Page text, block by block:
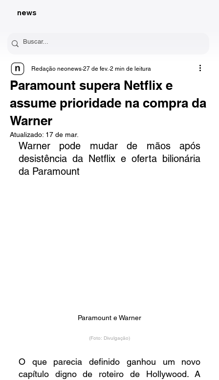
news
Paramount supera Netflix e
assume prioridade na compra da
Warner
Redação neonews 27 de fev. 2 min de leitura
Atualizado: 17 de mar.
Warner pode mudar de mãos após
desistência da Netflix e oferta bilionária
da Paramount
Paramount e Warner
(Foto: Divulgação)
O que parecia definido ganhou um novo
capítulo digno de roteiro de Hollywood. A